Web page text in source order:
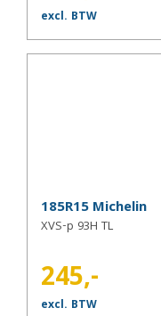
excl. BTW
185R15 Michelin
XVS-p 93H TL
245,-
excl. BTW